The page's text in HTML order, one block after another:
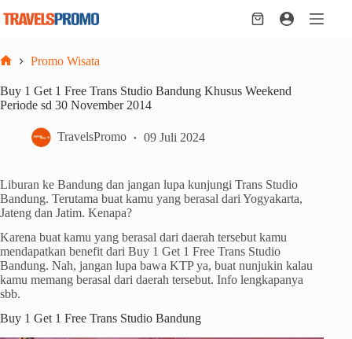
Shopping
Promo Wisata
Buy 1 Get 1 Free Trans Studio Bandung Khusus Weekend
Periode sd 30 November 2014
TravelsPromo 09 Juli 2024
Liburan ke Bandung dan jangan lupa kunjungi Trans Studio
Bandung. Terutama buat kamu yang berasal dari Yogyakarta,
Jateng dan Jatim. Kenapa?
Karena buat kamu yang berasal dari daerah tersebut kamu
mendapatkan benefit dari Buy 1 Get 1 Free Trans Studio
Bandung. Nah, jangan lupa bawa KTP ya, buat nunjukin kalau
kamu memang berasal dari daerah tersebut. Info lengkapanya
sbb.
Buy 1 Get 1 Free Trans Studio Bandung